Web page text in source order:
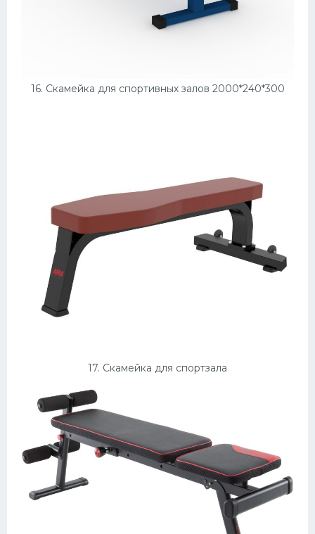
16. Скамейка для спортивных залов 2000*240*300
17. Скамейка для спортзала